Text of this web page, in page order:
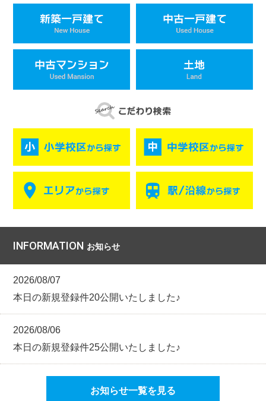
INFORMATION お知らせ
2026/08/07
本日の新規登録件20公開いたしました♪
2026/08/06
本日の新規登録件25公開いたしました♪
お知らせ一覧を見る